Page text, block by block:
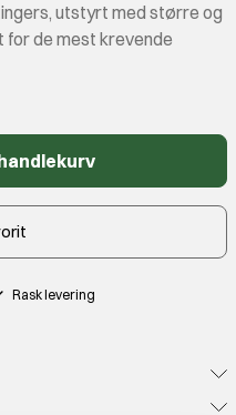
utstyrt med større og
for de mest krevende
Rask levering